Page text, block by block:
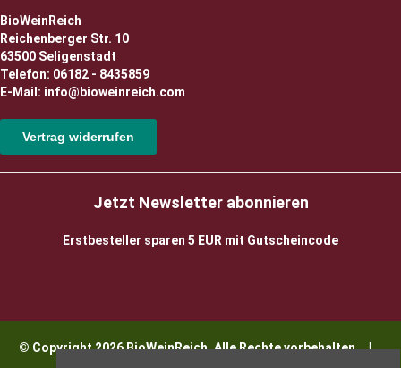
BioWeinReich
Reichenberger Str. 10
63500 Seligenstadt
Telefon: 06182 - 8435859
E-Mail: info@bioweinreich.com
Vertrag widerrufen
Jetzt Newsletter abonnieren
Erstbesteller sparen 5 EUR mit Gutscheincode
© Copyright 2026 BioWeinReich. Alle Rechte vorbehalten |